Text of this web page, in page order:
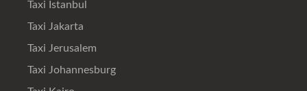
Taxi Istanbul
Taxi Jakarta
Taxi Jerusalem
Taxi Johannesburg